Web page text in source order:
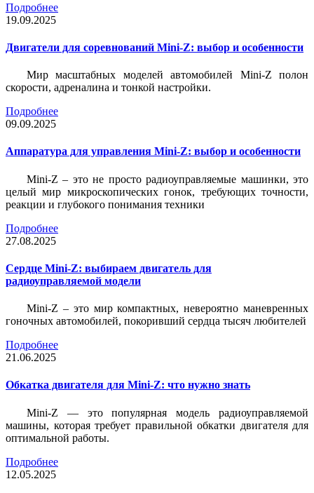
Подробнее
19.09.2025
Двигатели для соревнований Mini-Z: выбор и особенности
Мир масштабных моделей автомобилей Mini-Z полон
скорости, адреналина и тонкой настройки.
Подробнее
09.09.2025
Аппаратура для управления Mini-Z: выбор и особенности
Mini-Z – это не просто радиоуправляемые машинки, это
целый мир микроскопических гонок, требующих точности,
реакции и глубокого понимания техники
Подробнее
27.08.2025
Сердце Mini-Z: выбираем двигатель для
радиоуправляемой модели
Mini-Z – это мир компактных, невероятно маневренных
гоночных автомобилей, покоривший сердца тысяч любителей
Подробнее
21.06.2025
Обкатка двигателя для Mini-Z: что нужно знать
Mini-Z — это популярная модель радиоуправляемой
машины, которая требует правильной обкатки двигателя для
оптимальной работы.
Подробнее
12.05.2025